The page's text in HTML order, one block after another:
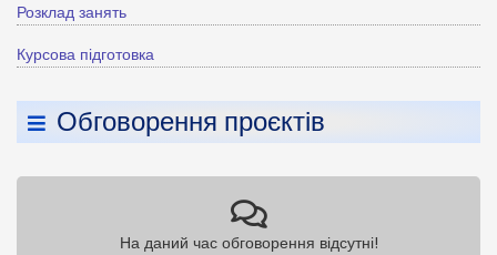
Розклад занять
Курсова підготовка
Обговорення проєктів
На даний час обговорення відсутні!